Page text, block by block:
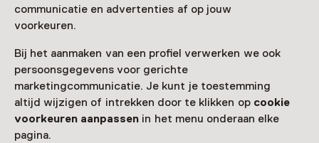
communicatie en advertenties af op jouw
voorkeuren.
Bij het aanmaken van een profiel verwerken we ook
persoonsgegevens voor gerichte
marketingcommunicatie. Je kunt je toestemming
altijd wijzigen of intrekken door te klikken op cookie
voorkeuren aanpassen in het menu onderaan elke
pagina.